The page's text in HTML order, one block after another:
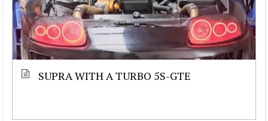
SUPRA WITH A TURBO 5S-GTE